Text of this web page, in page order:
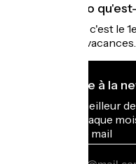
Accueil Vélo
Accueil Vélo c'est le
cyclistes en vacances.
Je m'abonne à la
Recevez le meilleur
boîte mail chaque
Mon adresse mail